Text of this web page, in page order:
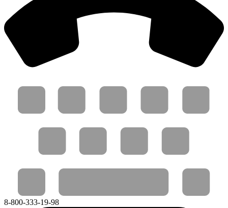
8-800-333-19-98